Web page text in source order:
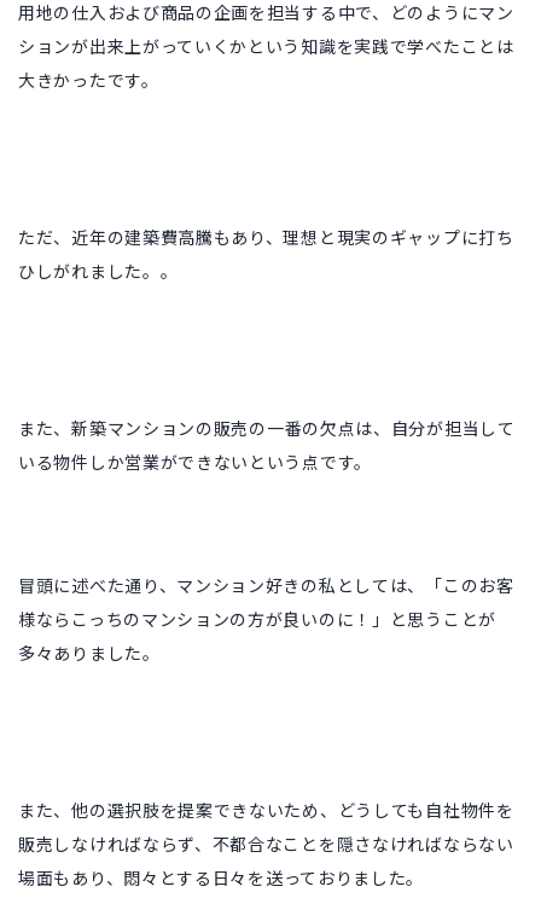
用地の仕入および商品の企画を担当する中で、どのようにマン
ションが出来上がっていくかという知識を実践で学べたことは
大きかったです。
ただ、近年の建築費高騰もあり、理想と現実のギャップに打ち
ひしがれました。。
また、新築マンションの販売の一番の欠点は、自分が担当して
いる物件しか営業ができないという点です。
冒頭に述べた通り、マンション好きの私としては、
「このお客
様ならこっちのマンションの方が良いのに！」 と思うことが
多々ありました。
また、他の選択肢を提案できないため、どうしても自社物件を
販売しなければならず、不都合なことを隠さなければならない
場面もあり、 悶々とする日々を送っておりました。